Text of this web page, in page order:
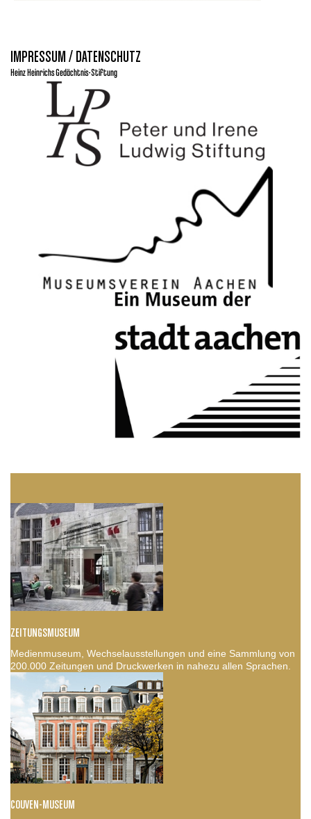
IMPRESSUM / DATENSCHUTZ
Heinz Heinrichs Gedächtnis-Stiftung
ZEITUNGSMUSEUM
Medienmuseum, Wechselausstellungen und eine Sammlung von
200.000 Zeitungen und Druckwerken in nahezu allen Sprachen.
COUVEN-MUSEUM